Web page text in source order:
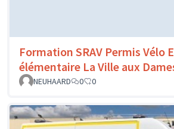
Formation SRAV Permis Vélo
élémentaire La Ville aux
NEUHAARD
0 0